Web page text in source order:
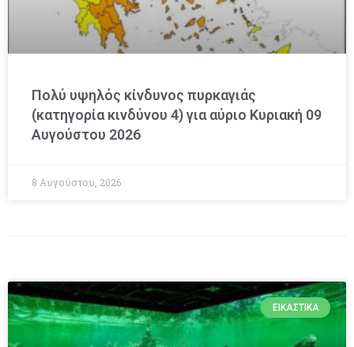
Πολύ υψηλός κίνδυνος πυρκαγιάς
(κατηγορία κινδύνου 4) για αύριο Κυριακή 09
Αυγούστου 2026
8 Αυγούστου, 2026
ΕΙΚΑΣΤΙΚΆ